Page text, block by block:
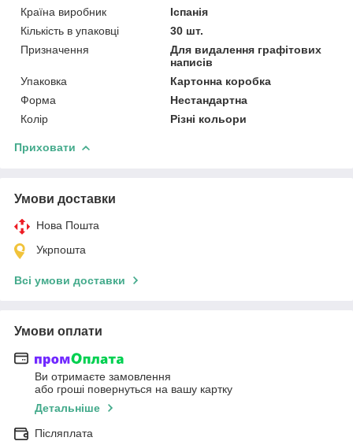
Країна виробник
Іспанія
Кількість в упаковці
30 шт.
Призначення
Для видалення графітових
написів
Упаковка
Картонна коробка
Форма
Нестандартна
Колір
Різні кольори
Приховати
Умови доставки
Нова Пошта
Укрпошта
Всі умови доставки
Умови оплати
Ви отримаєте замовлення
або гроші повернуться на вашу картку
Детальніше
Післяплата